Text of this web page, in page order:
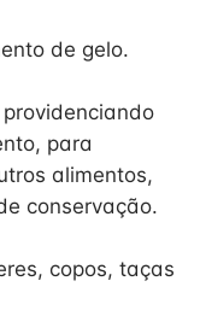
de gelo.
para
alimentos,
conservação.
copos, taças